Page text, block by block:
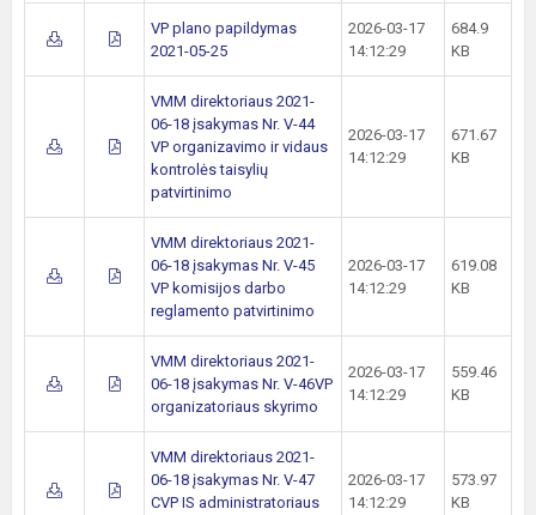
VP plano papildymas
2021-05-25
2026-03-17
14:12:29
684.9
KB
VMM direktoriaus 2021-
06-18 įsakymas Nr. V-44
VP organizavimo ir vidaus
kontrolės taisylių
patvirtinimo
2026-03-17
14:12:29
671.67
KB
VMM direktoriaus 2021-
06-18 įsakymas Nr. V-45
VP komisijos darbo
reglamento patvirtinimo
2026-03-17
14:12:29
619.08
KB
VMM direktoriaus 2021-
06-18 įsakymas Nr. V-46VP
organizatoriaus skyrimo
2026-03-17
14:12:29
559.46
KB
VMM direktoriaus 2021-
06-18 įsakymas Nr. V-47
CVP IS administratoriaus
2026-03-17
14:12:29
573.97
KB